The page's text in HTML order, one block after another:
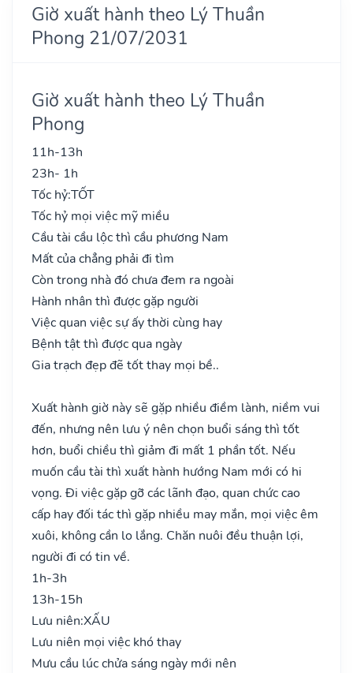
Giờ xuất hành theo Lý Thuần
Phong 21/07/2031
Giờ xuất hành theo Lý Thuần
Phong
11h-13h
23h- 1h
Tốc hỷ:TỐT
Tốc hỷ mọi việc mỹ miều
Cầu tài cầu lộc thì cầu phương Nam
Mất của chẳng phải đi tìm
Còn trong nhà đó chưa đem ra ngoài
Hành nhân thì được gặp người
Việc quan việc sự ấy thời cùng hay
Bệnh tật thì được qua ngày
Gia trạch đẹp đẽ tốt thay mọi bề..
Xuất hành giờ này sẽ gặp nhiều điềm lành, niềm vui
đến, nhưng nên lưu ý nên chọn buổi sáng thì tốt
hơn, buổi chiều thì giảm đi mất 1 phần tốt. Nếu
muốn cầu tài thì xuất hành hướng Nam mới có hi
vọng. Đi việc gặp gỡ các lãnh đạo, quan chức cao
cấp hay đối tác thì gặp nhiều may mắn, mọi việc êm
xuôi, không cần lo lắng. Chăn nuôi đều thuận lợi,
người đi có tin về.
1h-3h
13h-15h
Lưu niên:XẤU
Lưu niên mọi việc khó thay
Mưu cầu lúc chửa sáng ngày mới nên